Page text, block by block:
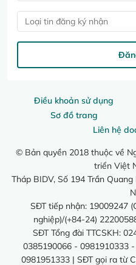
Điều khoản sử dụng
Sơ đồ trang
Liên hệ
© Bản quyền 2018 thuộc về
triển Việt
Tháp BIDV, Số 194 Trần
SĐT tiếp nhận: 19009247
nghiệp)/(+84-24)
SĐT Tổng đài TTCSKH:
0385190066 - 0981910333
0981951333 | SĐT gọi ra từ
Loại tin đăng ký nhận